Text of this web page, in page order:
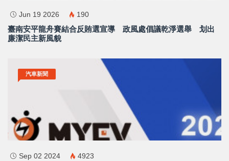
Jun 19 2026 190
臺南安平龍舟賽結合反賄選宣導 政風處倡議乾淨選舉 划出
廉潔民主新風貌
汽車新聞
Sep 02 2024 4923
訂閱